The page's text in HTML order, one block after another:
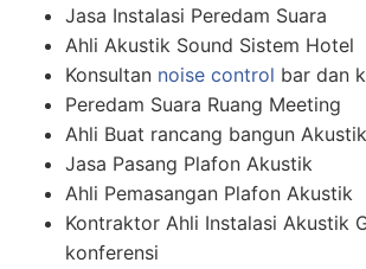
Jasa Instalasi Peredam Suara
Ahli Akustik Sound Sistem Hotel
Konsultan noise control bar dan
Peredam Suara Ruang Meeting
Ahli Buat rancang bangun Akustik
Jasa Pasang Plafon Akustik
Ahli Pemasangan Plafon Akustik
Kontraktor Ahli Instalasi Akustik
konferensi